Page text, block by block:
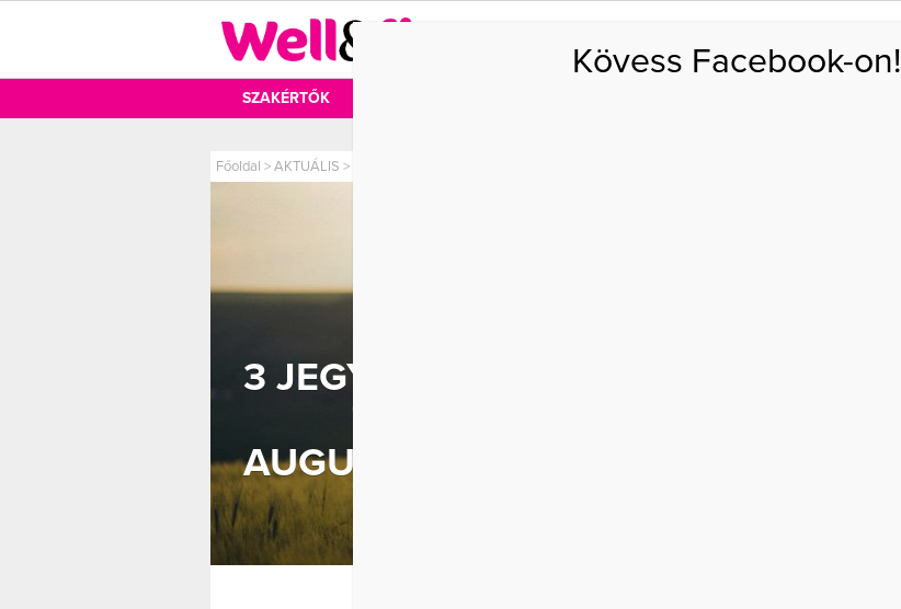
SZAKÉRTŐK
Főoldal >AKTUÁLIS >
3 JEGY, AKINEK LEHETŐSÉGEKKEL
AUGUSZTUS A KÍNAI HOROSZKÓP
Kövess Facebook-on!